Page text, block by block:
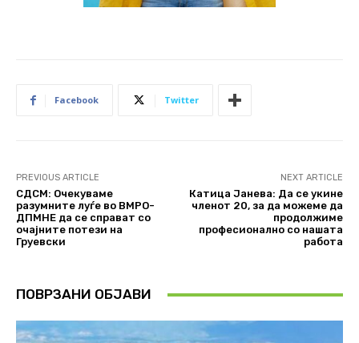
Facebook Twitter
PREVIOUS ARTICLE
СДСМ: Очекуваме
разумните луѓе во ВМРО-
ДПМНЕ да се справат со
очајните потези на
Груевски
NEXT ARTICLE
Катица Јанева: Да се укине
членот 20, за да можеме да
продолжиме
професионално со нашата
работа
ПОВРЗАНИ ОБЈАВИ